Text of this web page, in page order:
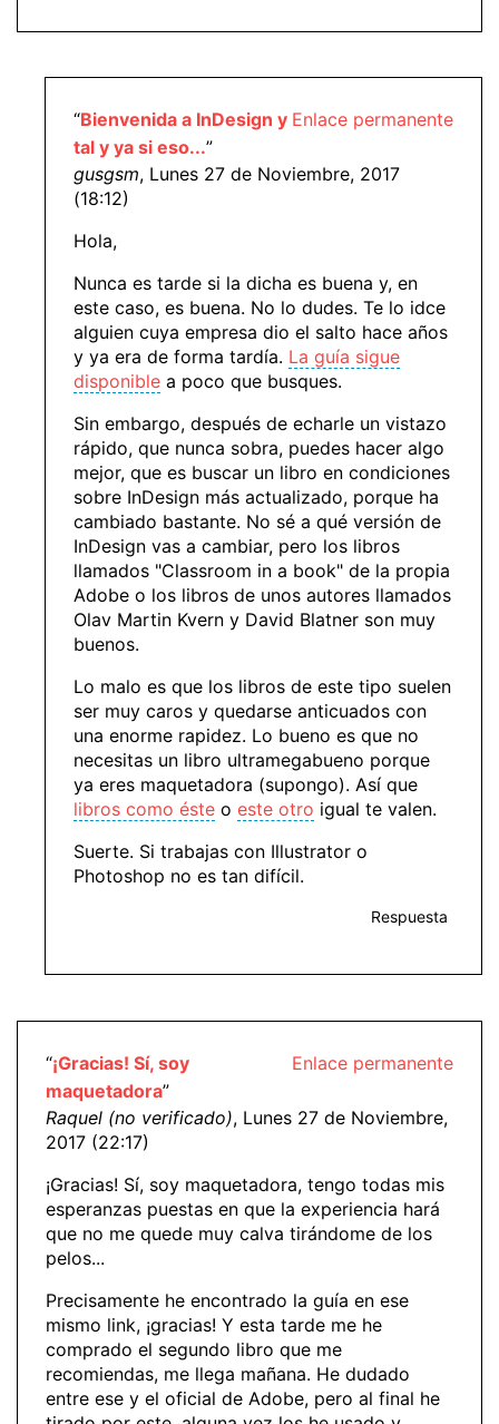
Enlace permanente
“Bienvenida a InDesign y
tal y ya si eso...”
gusgsm, Lunes 27 de Noviembre, 2017
(18:12)
Hola,
Nunca es tarde si la dicha es buena y, en
este caso, es buena. No lo dudes. Te lo idce
alguien cuya empresa dio el salto hace años
y ya era de forma tardía. La guía sigue
disponible a poco que busques.
Sin embargo, después de echarle un vistazo
rápido, que nunca sobra, puedes hacer algo
mejor, que es buscar un libro en condiciones
sobre InDesign más actualizado, porque ha
cambiado bastante. No sé a qué versión de
InDesign vas a cambiar, pero los libros
llamados "Classroom in a book" de la propia
Adobe o los libros de unos autores llamados
Olav Martin Kvern y David Blatner son muy
buenos.
Lo malo es que los libros de este tipo suelen
ser muy caros y quedarse anticuados con
una enorme rapidez. Lo bueno es que no
necesitas un libro ultramegabueno porque
ya eres maquetadora (supongo). Así que
libros como éste o este otro igual te valen.
Suerte. Si trabajas con Illustrator o
Photoshop no es tan difícil.
Respuesta
Enlace permanente
“¡Gracias! Sí, soy
maquetadora”
Raquel (no verificado), Lunes 27 de Noviembre,
2017 (22:17)
¡Gracias! Sí, soy maquetadora, tengo todas mis
esperanzas puestas en que la experiencia hará
que no me quede muy calva tirándome de los
pelos...
Precisamente he encontrado la guía en ese
mismo link, ¡gracias! Y esta tarde me he
comprado el segundo libro que me
recomiendas, me llega mañana. He dudado
entre ese y el oficial de Adobe, pero al final he